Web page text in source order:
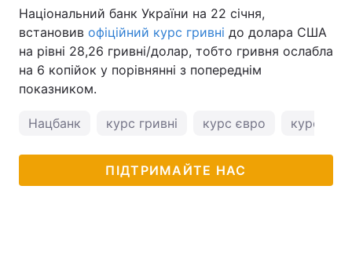
Національний банк України на 22 січня,
встановив офіційний курс гривні до долара США
на рівні 28,26 гривні/долар, тобто гривня ослабла
на 6 копійок у порівнянні з попереднім
показником.
Нацбанк курс гривні курс євро курс
ПІДТРИМАЙТЕ НАС